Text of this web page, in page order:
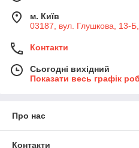
м. Київ
03187, вул. Глушкова, 13-Б,
Контакти
Сьогодні вихідний
Показати весь графік
Про нас
Контакти